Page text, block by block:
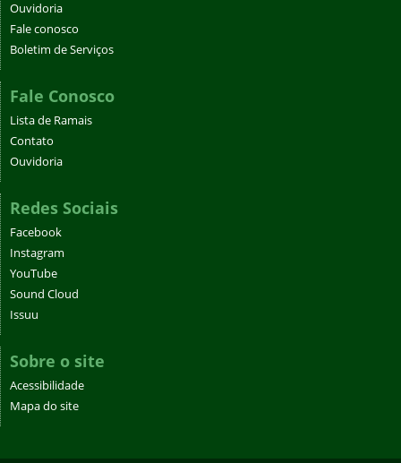
Ouvidoria
Fale conosco
Boletim de Serviços
Fale Conosco
Lista de Ramais
Contato
Ouvidoria
Redes Sociais
Facebook
Instagram
YouTube
Sound Cloud
Issuu
Sobre o site
Acessibilidade
Mapa do site